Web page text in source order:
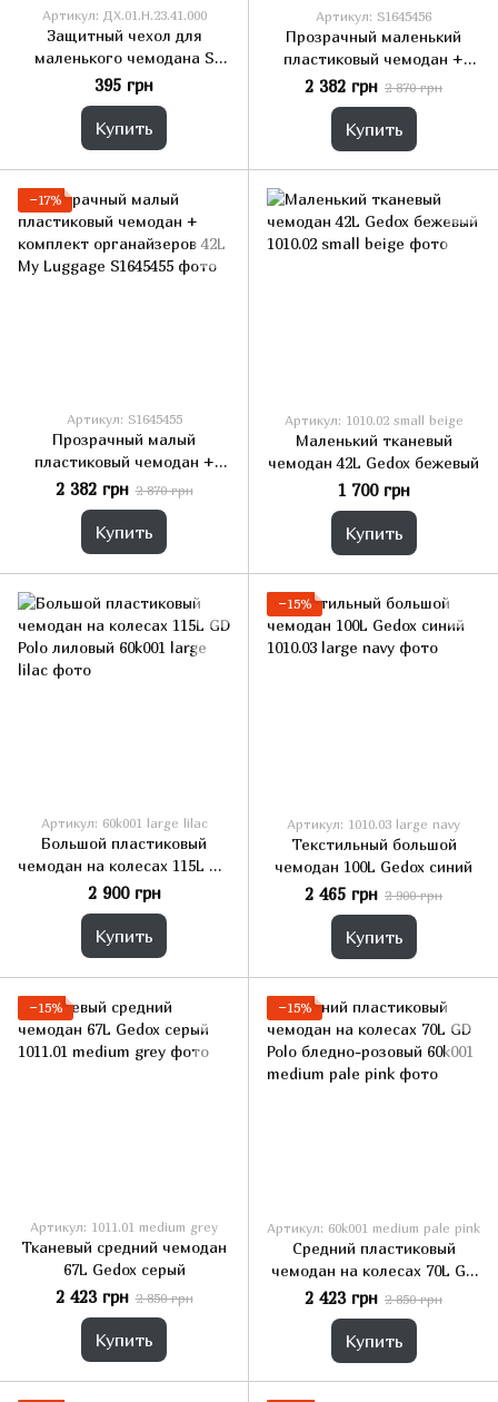
Артикул: ДХ.01.Н.23.41.000
Защитный чехол для
маленького чемодана S
Sumdex серый
395 грн
Купить
Артикул: S1645456
Прозрачный маленький
пластиковый чемодан +
комплект органайзеров 42L
My Luggage
2 382 грн 2 870 грн
Купить
−17%
Артикул: S1645455
Прозрачный малый
пластиковый чемодан +
комплект органайзеров 42L
My Luggage
2 382 грн 2 870 грн
Купить
Артикул: 1010.02 small beige
Маленький тканевый
чемодан 42L Gedox бежевый
1 700 грн
Купить
Артикул: 60k001 large lilac
Большой пластиковый
чемодан на колесах 115L GD
Polo лиловый
2 900 грн
Купить
−15%
Артикул: 1010.03 large navy
Текстильный большой
чемодан 100L Gedox синий
2 465 грн 2 900 грн
Купить
−15%
Артикул: 1011.01 medium grey
Тканевый средний чемодан
67L Gedox серый
2 423 грн 2 850 грн
Купить
−15%
Артикул: 60k001 medium pale pink
Средний пластиковый
чемодан на колесах 70L GD
Polo бледно-розовый
2 423 грн 2 850 грн
Купить